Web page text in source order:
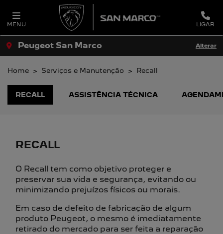
MENU LIGAR
Peugeot San Marco Alterar
Home Serviços e Manutenção Recall
ASSISTÊNCIA TÉCNICA
RECALL
RECALL
O Recall tem como objetivo proteger e
preservar sua vida e segurança, evitando ou
minimizando prejuízos físicos ou morais.
Em caso de defeito de fabricação de algum
produto Peugeot, o mesmo é imediatamente
retirado do mercado para ser feita a reparação